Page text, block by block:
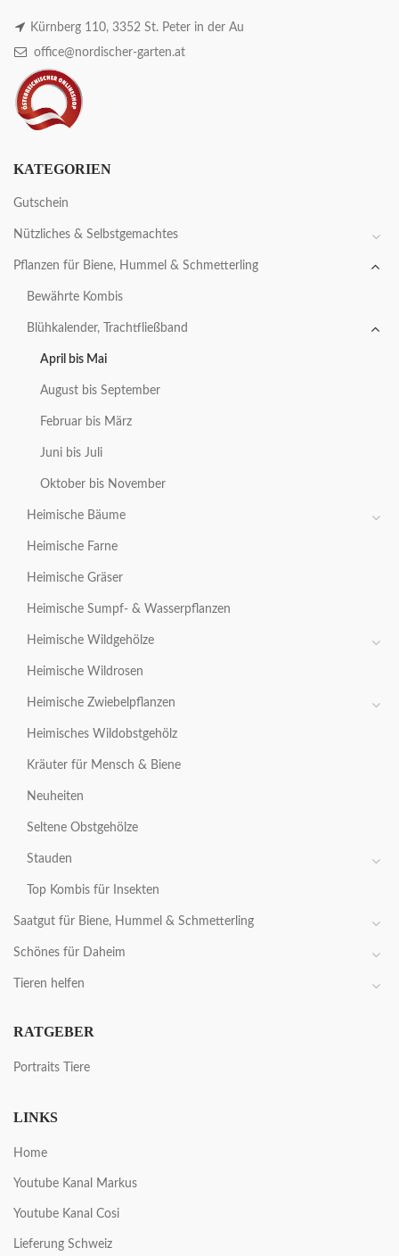
Kürnberg 110, 3352 St. Peter in der Au
office@nordischer-garten.at
KATEGORIEN
Gutschein
Nützliches & Selbstgemachtes
Pflanzen für Biene, Hummel & Schmetterling
Bewährte Kombis
Blühkalender, Trachtfließband
April bis Mai
August bis September
Februar bis März
Juni bis Juli
Oktober bis November
Heimische Bäume
Heimische Farne
Heimische Gräser
Heimische Sumpf- & Wasserpflanzen
Heimische Wildgehölze
Heimische Wildrosen
Heimische Zwiebelpflanzen
Heimisches Wildobstgehölz
Kräuter für Mensch & Biene
Neuheiten
Seltene Obstgehölze
Stauden
Top Kombis für Insekten
Saatgut für Biene, Hummel & Schmetterling
Schönes für Daheim
Tieren helfen
RATGEBER
Portraits Tiere
LINKS
Home
Youtube Kanal Markus
Youtube Kanal Cosi
Lieferung Schweiz